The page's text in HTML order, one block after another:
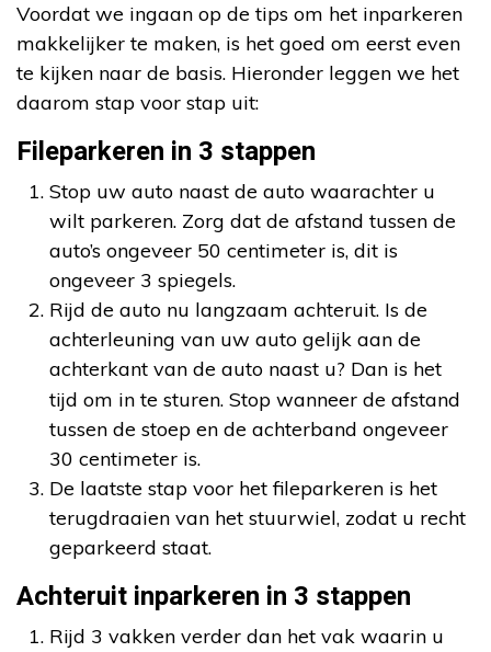
Voordat we ingaan op de tips om het inparkeren
makkelijker te maken, is het goed om eerst even
te kijken naar de basis. Hieronder leggen we het
daarom stap voor stap uit:
Fileparkeren in 3 stappen
Stop uw auto naast de auto waarachter u
wilt parkeren. Zorg dat de afstand tussen de
auto’s ongeveer 50 centimeter is, dit is
ongeveer 3 spiegels.
Rijd de auto nu langzaam achteruit. Is de
achterleuning van uw auto gelijk aan de
achterkant van de auto naast u? Dan is het
tijd om in te sturen. Stop wanneer de afstand
tussen de stoep en de achterband ongeveer
30 centimeter is.
De laatste stap voor het fileparkeren is het
terugdraaien van het stuurwiel, zodat u recht
geparkeerd staat.
Achteruit inparkeren in 3 stappen
Rijd 3 vakken verder dan het vak waarin u